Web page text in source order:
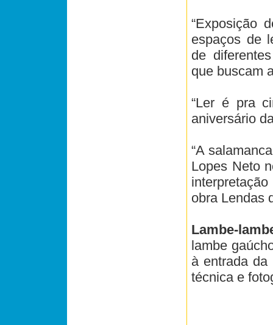
“Exposição
espaços de
de
que buscam
“Ler é pra
aniversário
“A
Lopes Neto
obra Lendas
Lambe-
lambe
à entrada da
técnica e